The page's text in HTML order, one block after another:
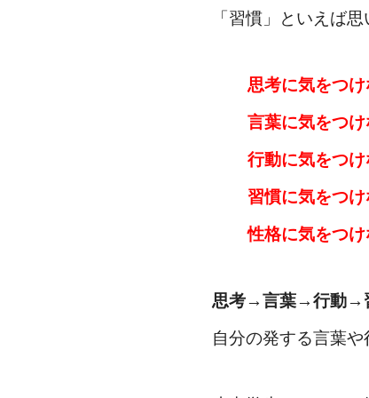
「習慣」といえば
思考に気をつけ
言葉に気をつけ
行動に気をつけ
習慣に気をつけ
性格に気をつけ
思考→言葉→行動→
自分の発する言葉